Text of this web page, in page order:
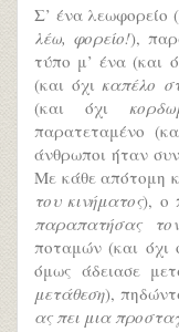
Σ’ ένα λεωφορείο
λέω, φορείο!),
τύπο μ’ ένα (και
(και όχι καπέλο
(και όχι
παρατεταμένο
άνθρωποι ήταν
Με κάθε απότομη
του κινήματος), ο
παραπατήσας
ποταμών (και όχι
όμως άδειασε
μετάθεση),
ας πει μια